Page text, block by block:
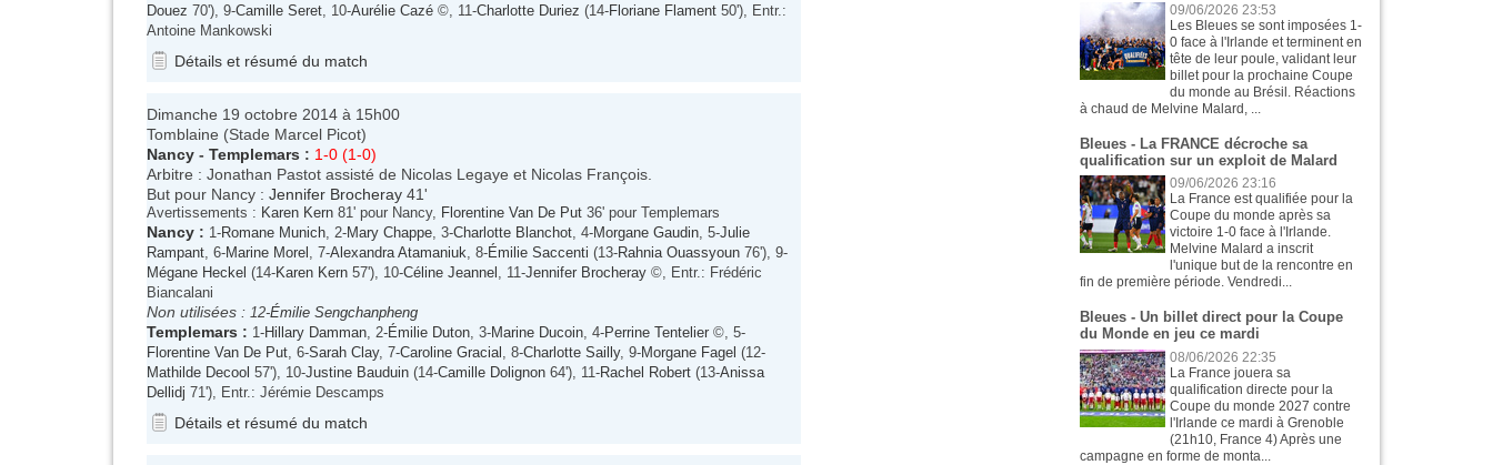
Douez 70'), 9-Camille Seret , 10-Aurélie Cazé ©, 11-Charlotte Duriez (14-Floriane Flament 50'), Entr.:
Antoine Mankowski
Détails et résumé du match
Dimanche 19 octobre 2014 à 15h00
Tomblaine (Stade Marcel Picot)
Nancy - Templemars : 1-0 (1-0)
Arbitre : Jonathan Pastot assisté de Nicolas Legaye et Nicolas François.
But pour Nancy : Jennifer Brocheray 41'
Avertissements : Karen Kern 81' pour Nancy, Florentine Van De Put 36' pour Templemars
Nancy : 1-Romane Munich , 2-Mary Chappe , 3-Charlotte Blanchot , 4-Morgane Gaudin , 5-Julie
Rampant , 6-Marine Morel , 7-Alexandra Atamaniuk , 8-Émilie Saccenti (13-Rahnia Ouassyoun 76'), 9-
Mégane Heckel (14-Karen Kern 57'), 10-Céline Jeannel , 11-Jennifer Brocheray ©, Entr.: Frédéric
Biancalani
Non utilisées : 12-Émilie Sengchanpheng
Templemars : 1-Hillary Damman , 2-Émilie Duton , 3-Marine Ducoin , 4-Perrine Tentelier ©, 5-
Florentine Van De Put , 6-Sarah Clay, 7-Caroline Gracial , 8-Charlotte Sailly, 9-Morgane Fagel (12-
Mathilde Decool 57'), 10-Justine Bauduin (14-Camille Dolignon 64'), 11-Rachel Robert (13-Anissa
Dellidj 71'), Entr.: Jérémie Descamps
Détails et résumé du match
09/06/2026 23:53
Les Bleues se sont imposées 1-
0 face à l'Irlande et terminent en
tête de leur poule, validant leur
billet pour la prochaine Coupe
du monde au Brésil. Réactions
à chaud de Melvine Malard, ...
Bleues - La FRANCE décroche sa
qualification sur un exploit de Malard
09/06/2026 23:16
La France est qualifiée pour la
Coupe du monde après sa
victoire 1-0 face à l'Irlande.
Melvine Malard a inscrit
l'unique but de la rencontre en
fin de première période. Vendredi...
Bleues - Un billet direct pour la Coupe
du Monde en jeu ce mardi
08/06/2026 22:35
La France jouera sa
qualification directe pour la
Coupe du monde 2027 contre
l'Irlande ce mardi à Grenoble
(21h10, France 4) Après une
campagne en forme de monta...